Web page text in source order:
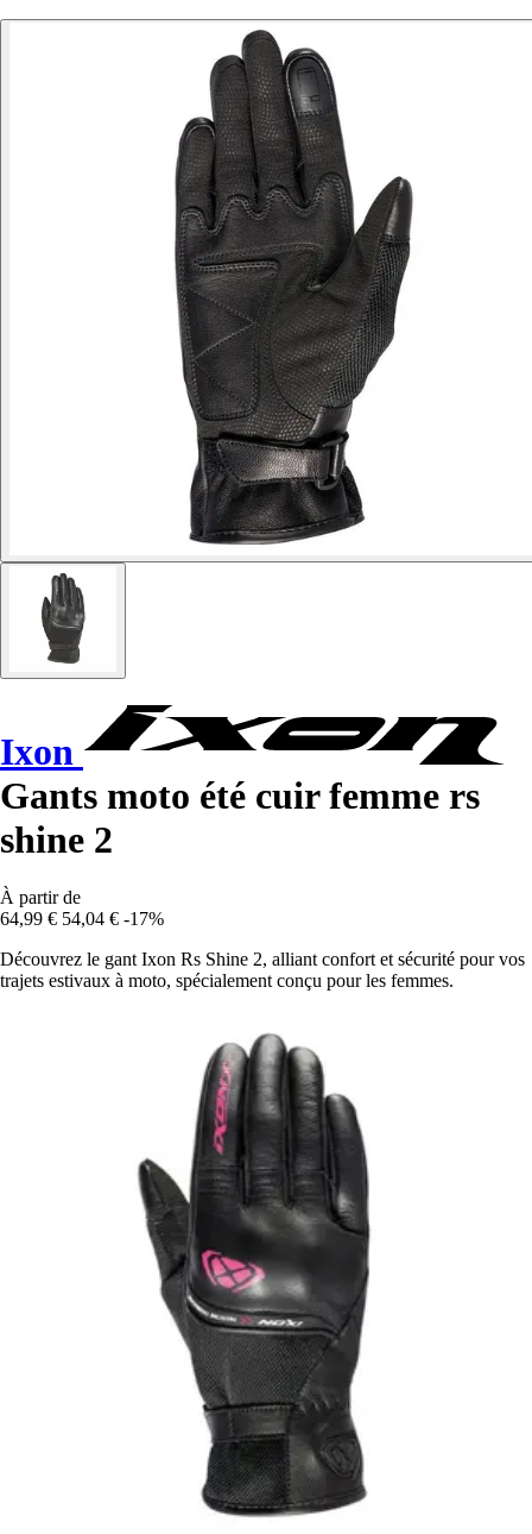
Ixon
Gants moto été cuir femme rs
shine 2
À partir de
64,99 € 54,04 € -17%
Découvrez le gant Ixon Rs Shine 2, alliant confort et sécurité pour vos
trajets estivaux à moto, spécialement conçu pour les femmes.